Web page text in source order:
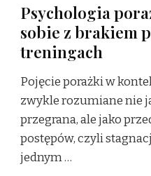
Psychologia
sobie z brakiem
treningach
Pojęcie porażki w
zwykle rozumiane nie
przegrana, ale jako
postępów, czyli
jednym …